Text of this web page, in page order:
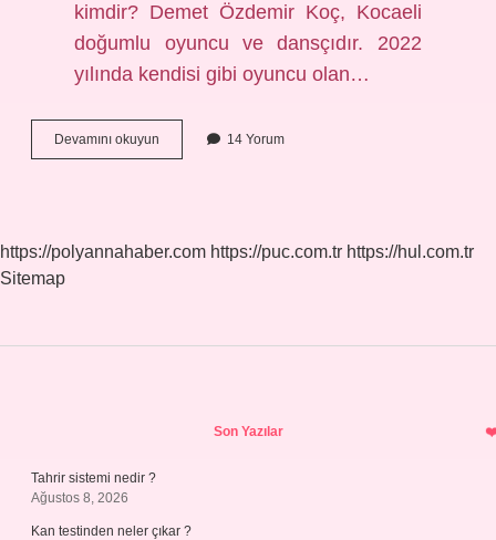
kimdir? Demet Özdemir Koç, Kocaeli
doğumlu oyuncu ve dansçıdır. 2022
yılında kendisi gibi oyuncu olan…
Devamını okuyun
Karanın
14 Yorum
https://polyannahaber.com https://puc.com.tr https://hul.com.tr
Sitemap
Son Yazılar
Tahrir sistemi nedir ?
Ağustos 8, 2026
Kan testinden neler çıkar ?